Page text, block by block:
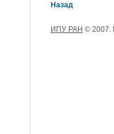
Назад
ИПУ РАН © 2007.